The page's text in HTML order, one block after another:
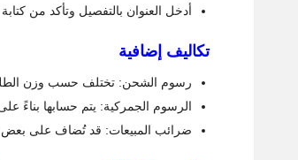
أدخل العنوان بالتفصيل وتأكد من
تكاليف إضافية
رسوم الشحن: تختلف حسب وزن
الرسوم الجمركية: يتم حسابها بناءً
ضرائب المبيعات: قد تُضاف على بعض